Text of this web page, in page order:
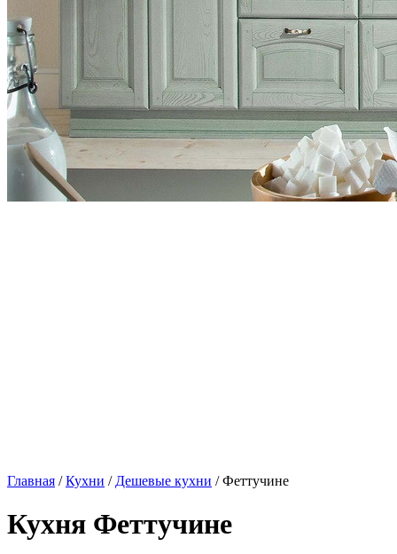
Главная /Кухни / Дешевые кухни / Феттучине
Кухня Феттучине